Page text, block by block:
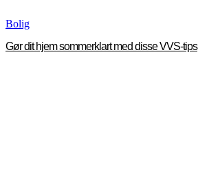
Bolig
Gør dit hjem sommerklart med disse VVS-tips